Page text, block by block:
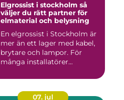
Elgrossist i stockholm så
väljer du rätt partner för
elmaterial och belysning
En elgrossist i Stockholm är
mer än ett lager med kabel,
brytare och lampor. För
många installatörer...
07. jul